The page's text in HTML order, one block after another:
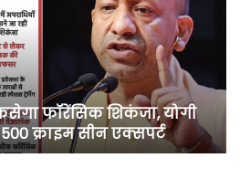
कांग्रेस नेता पवन खेड़ा को एक